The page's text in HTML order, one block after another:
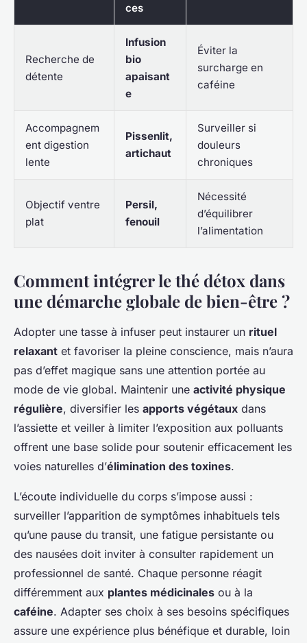
ces
Recherche de
détente
Infusion
bio
apaisant
e
Éviter la
surcharge en
caféine
Accompagnem
ent digestion
lente
Pissenlit,
artichaut
Surveiller si
douleurs
chroniques
Objectif ventre
plat
Persil,
fenouil
Nécessité
d’équilibrer
l’alimentation
Comment intégrer le thé détox dans
une démarche globale de bien-être ?
Adopter une tasse à infuser peut instaurer un rituel
relaxant et favoriser la pleine conscience, mais n’aura
pas d’effet magique sans une attention portée au
mode de vie global. Maintenir une activité physique
régulière, diversifier les apports végétaux dans
l’assiette et veiller à limiter l’exposition aux polluants
offrent une base solide pour soutenir efficacement les
voies naturelles d’élimination des toxines.
L’écoute individuelle du corps s’impose aussi :
surveiller l’apparition de symptômes inhabituels tels
qu’une pause du transit, une fatigue persistante ou
des nausées doit inviter à consulter rapidement un
professionnel de santé. Chaque personne réagit
différemment aux plantes médicinales ou à la
caféine. Adapter ses choix à ses besoins spécifiques
assure une expérience plus bénéfique et durable, loin